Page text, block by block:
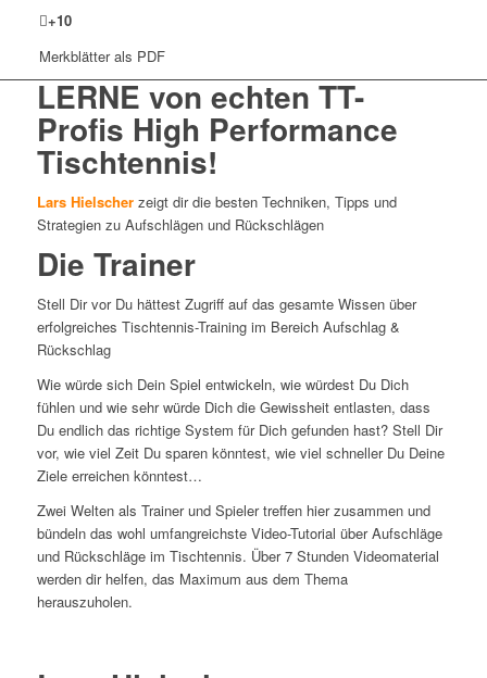
+10
Merkblätter als PDF
LERNE von echten TT-
Profis High Performance
Tischtennis!
Lars Hielscherzeigt dir die besten Techniken, Tipps und
Strategien zu Aufschlägen und Rückschlägen
Die Trainer
Stell Dir vor Du hättest Zugriff auf das gesamte Wissen über
erfolgreiches Tischtennis-Training im Bereich Aufschlag &
Rückschlag
Wie würde sich Dein Spiel entwickeln, wie würdest Du Dich
fühlen und wie sehr würde Dich die Gewissheit entlasten, dass
Du endlich das richtige System für Dich gefunden hast? Stell Dir
vor, wie viel Zeit Du sparen könntest, wie viel schneller Du Deine
Ziele erreichen könntest…
Zwei Welten als Trainer und Spieler treffen hier zusammen und
bündeln das wohl umfangreichste Video-Tutorial über Aufschläge
und Rückschläge im Tischtennis. Über 7 Stunden Videomaterial
werden dir helfen, das Maximum aus dem Thema
herauszuholen.